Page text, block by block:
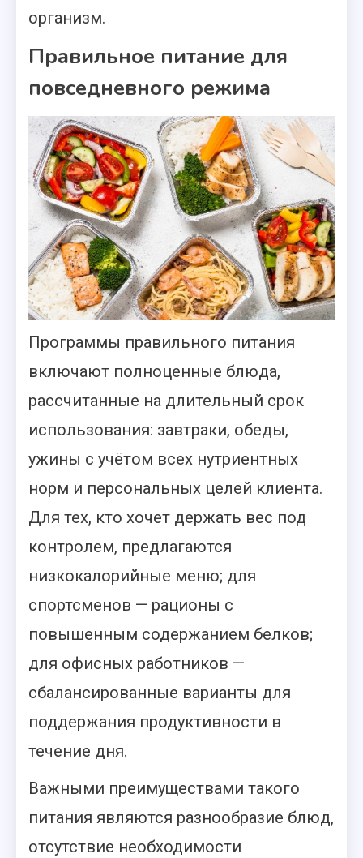
организм.
Правильное питание для
повседневного режима
Программы правильного питания
включают полноценные блюда,
рассчитанные на длительный срок
использования: завтраки, обеды,
ужины с учётом всех нутриентных
норм и персональных целей клиента.
Для тех, кто хочет держать вес под
контролем, предлагаются
низкокалорийные меню; для
спортсменов — рационы с
повышенным содержанием белков;
для офисных работников —
сбалансированные варианты для
поддержания продуктивности в
течение дня.
Важными преимуществами такого
питания являются разнообразие блюд,
отсутствие необходимости